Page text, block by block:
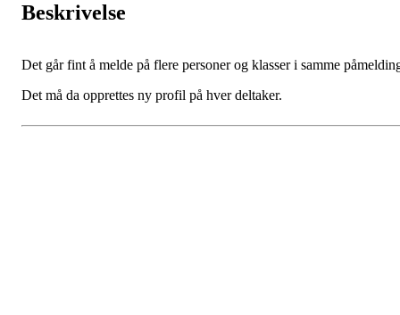
Beskrivelse
Det går fint å melde på flere personer og klasser i samme
Det må da opprettes ny profil på hver deltaker.